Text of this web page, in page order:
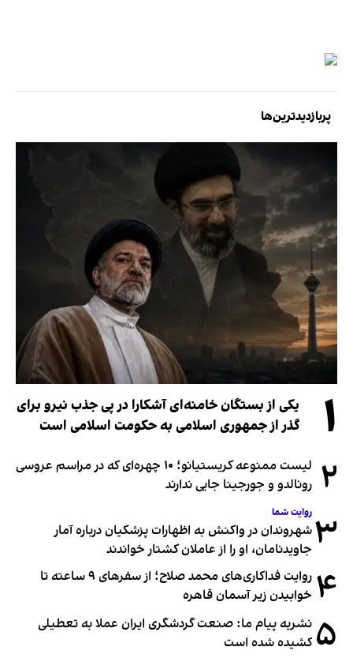
پربازدیدترین‌ها
۱
یکی از بستگان خامنه‌ای آشکارا در پی جذب نیرو برای
گذر از جمهوری اسلامی به حکومت اسلامی است
۲
لیست ممنوعه کریستیانو؛ ۱۰ چهره‌ای که در مراسم عروسی
رونالدو و جورجینا جایی ندارند
۳ روایت شما
شهروندان در واکنش به اظهارات پزشکیان درباره آمار
جاویدنامان، او را از عاملان کشتار خواندند
۴
روایت فداکاری‌های محمد صلاح؛ از سفرهای ۹ ساعته تا
خوابیدن زیر آسمان قاهره
۵ نشریه پیام ما: صنعت گردشگری ایران عملا به تعطیلی
کشیده شده است